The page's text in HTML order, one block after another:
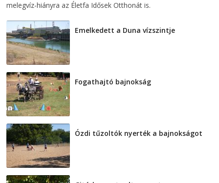
melegvíz-hiányra az Életfa Idősek Otthonát is.
Emelkedett a Duna vízszintje
Fogathajtó bajnokság
Ózdi tűzoltók nyerték a bajnokságot